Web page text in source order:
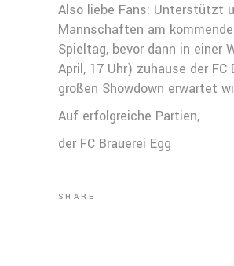
Also liebe Fans: Unterstützt
Mannschaften am
Spieltag, bevor dann in einer
April, 17 Uhr) zuhause der FC
großen Showdown erwartet
Auf erfolgreiche Partien,
der FC Brauerei Egg
SHARE